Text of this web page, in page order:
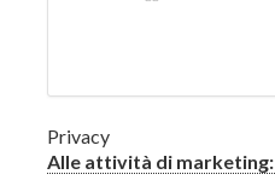
Privacy
Alle attività di marketing: